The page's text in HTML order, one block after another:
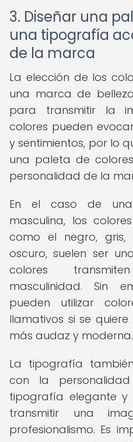
3. Diseñar una
una tipografía
de la marca
La elección de los
una marca de
para transmitir la
colores pueden
y sentimientos, por lo
una paleta de
personalidad de la
En el caso de
masculina, los
como el negro,
oscuro, suelen ser
colores
masculinidad. Sin
pueden utilizar
llamativos si se
más audaz y moderna.
La tipografía
con la
tipografía elegante
transmitir una
profesionalismo. Es